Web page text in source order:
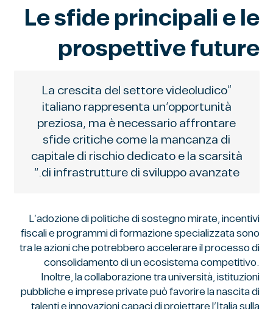
Le sfide principali e le
prospettive future
“La crescita del settore videoludico
italiano rappresenta un’opportunità
preziosa, ma è necessario affrontare
sfide critiche come la mancanza di
capitale di rischio dedicato e la scarsità
di infrastrutture di sviluppo avanzate.”
L’adozione di politiche di sostegno mirate, incentivi
fiscali e programmi di formazione specializzata sono
tra le azioni che potrebbero accelerare il processo di
consolidamento di un ecosistema competitivo.
Inoltre, la collaborazione tra università, istituzioni
pubbliche e imprese private può favorire la nascita di